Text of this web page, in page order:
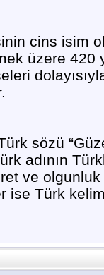
cins isim
üzere 420
sözü
adının
ve
ise Türk